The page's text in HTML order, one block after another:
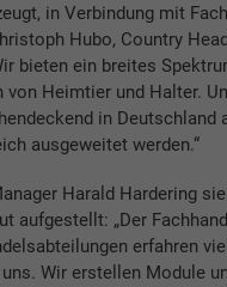
in Verbindung mit
Hubo, Country
bieten ein breites
von Heimtier und Halter.
in Deutschland
ausgeweitet werden.“
Harald Hardering
aufgestellt: „Der
erfahren viel
Wir erstellen Module